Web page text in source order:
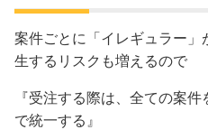
案件ごとに「イレギュラー
生するリスクも増えるので
『受注する際は、全ての案
で統一する』